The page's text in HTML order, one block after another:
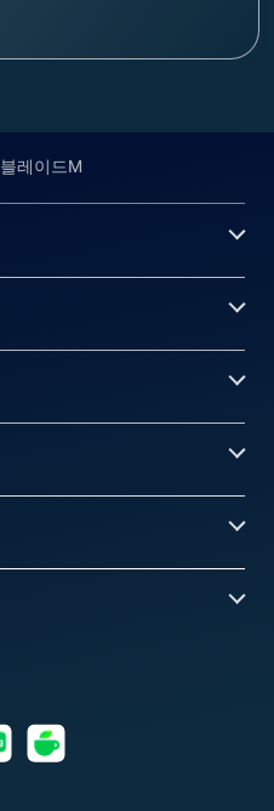
블레이드M